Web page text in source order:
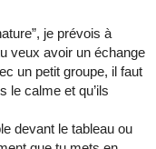
je prévois à
veux avoir un échange
un petit groupe, il faut
le calme et qu’ils
devant le tableau ou